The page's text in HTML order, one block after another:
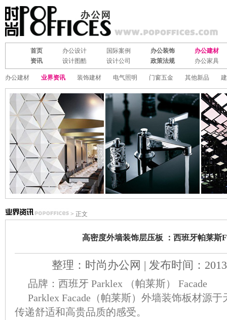
首页 办公设计 国际案例 办公装饰
办公建材
资讯
设计图酷 设计公司 政策法规 办公家具
办公建材 业界资讯 装饰建材 电气照明 门窗五金 其他新品
> 正文
高密度外墙装饰层压板 ：西班牙帕莱斯
整理：时尚办公网 | 发布时间：
品牌：西班牙 Parklex （帕莱斯） Facade
Parklex Facade（帕莱斯）外墙装饰板材源
传递舒适和高贵品质的感受。